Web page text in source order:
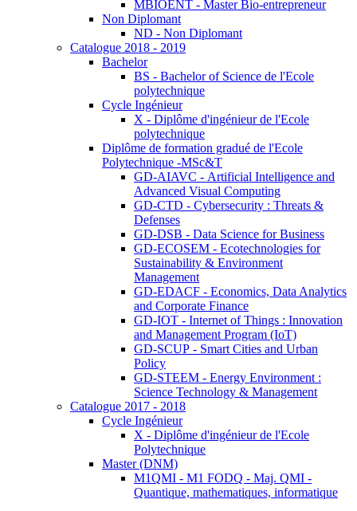
MBIOENT - Master Bio-entrepreneur
Non Diplomant
ND - Non Diplomant
Catalogue 2018 - 2019
Bachelor
BS - Bachelor of Science de l'Ecole
polytechnique
Cycle Ingénieur
X - Diplôme d'ingénieur de l'Ecole
polytechnique
Diplôme de formation gradué de l'Ecole
Polytechnique -MSc&T
GD-AIAVC - Artificial Intelligence and
Advanced Visual Computing
GD-CTD - Cybersecurity : Threats &
Defenses
GD-DSB - Data Science for Business
GD-ECOSEM - Ecotechnologies for
Sustainability & Environment
Management
GD-EDACF - Economics, Data Analytics
and Corporate Finance
GD-IOT - Internet of Things : Innovation
and Management Program (IoT)
GD-SCUP - Smart Cities and Urban
Policy
GD-STEEM - Energy Environment :
Science Technology & Management
Catalogue 2017 - 2018
Cycle Ingénieur
X - Diplôme d'ingénieur de l'Ecole
Polytechnique
Master (DNM)
M1QMI - M1 FODQ - Maj. QMI -
Quantique, mathematiques, informatique